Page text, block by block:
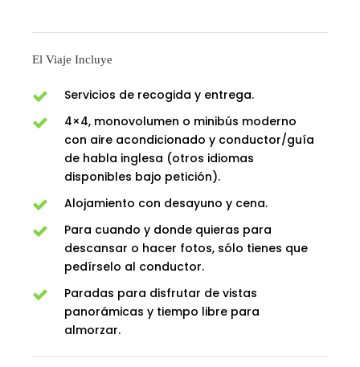
El Viaje Incluye
Servicios de recogida y entrega.
4×4, monovolumen o minibús moderno
con aire acondicionado y conductor/guía
de habla inglesa (otros idiomas
disponibles bajo petición).
Alojamiento con desayuno y cena.
Para cuando y donde quieras para
descansar o hacer fotos, sólo tienes que
pedírselo al conductor.
Paradas para disfrutar de vistas
panorámicas y tiempo libre para
almorzar.